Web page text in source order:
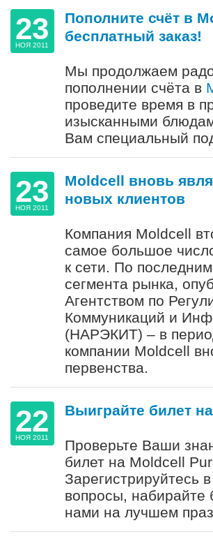
23
НОЯ 2011
Пополните счёт в
бесплатный заказ!
Мы продолжаем
пополнении счёта в
проведите время в
изысканными
Вам специальный
23
НОЯ 2011
Moldcell вновь
новых клиентов
Компания Moldcell
самое большое
к сети. По
сегмента рынка,
Агентством по
Коммуникаций и
(НАРЭКИТ) – в
компании Moldcell
первенства.
22
НОЯ 2011
Выиграйте билет
Проверьте Ваши
билет на Moldcell
Зарегистрируйтесь
вопросы, набирайте
нами на лучшем